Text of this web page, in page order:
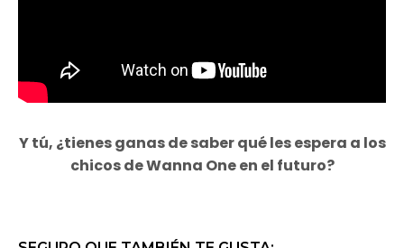
Y tú, ¿tienes ganas de saber qué les espera a los
chicos de Wanna One en el futuro?